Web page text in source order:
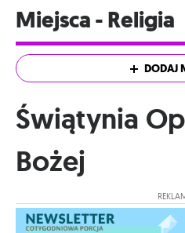
Miejsca - Religia
DODAJ
Świątynia
Bożej